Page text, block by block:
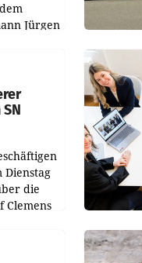
Jürgen
Dienstag
die
Clemens